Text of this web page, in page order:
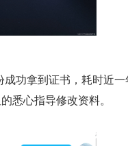
功拿到证书，耗时近
悉心指导修改资料。